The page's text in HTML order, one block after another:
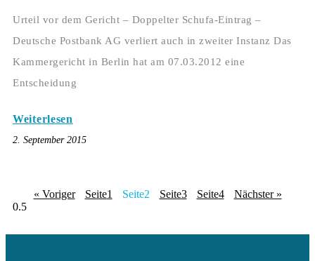
Urteil vor dem Gericht – Doppelter Schufa-Eintrag –
Deutsche Postbank AG verliert auch in zweiter Instanz Das
Kammergericht in Berlin hat am 07.03.2012 eine
Entscheidung
Weiterlesen
2. September 2015
« Voriger Seite1 Seite2 Seite3 Seite4 Nächster »